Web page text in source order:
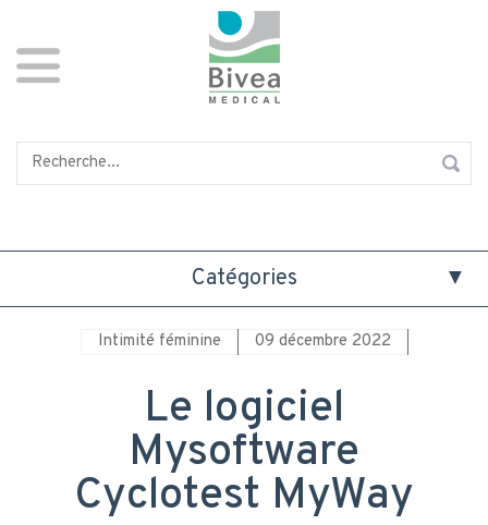
contenu
principal
Catégories
Intimité féminine 09 décembre 2022
Le logiciel
Mysoftware
Cyclotest MyWay
Panneau de gestion des cookies